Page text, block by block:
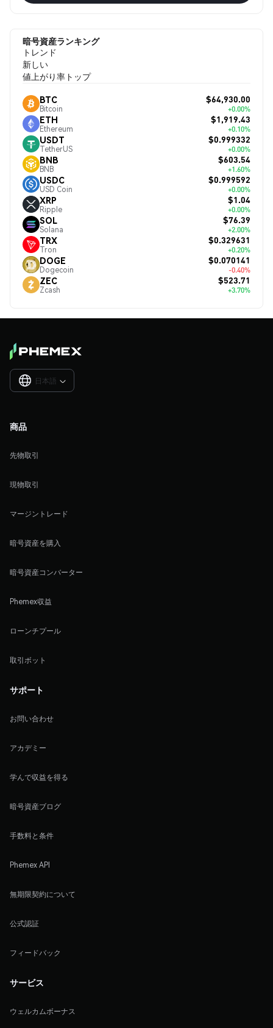
暗号資産ランキング
トレンド
新しい
値上がり率トップ
BTC
Bitcoin
$64,930.00
+0.00%
ETH
Ethereum
$1,919.43
+0.10%
USDT
TetherUS
$0.999332
+0.00%
BNB
BNB
$603.54
+1.60%
USDC
USD Coin
$0.999592
+0.00%
XRP
Ripple
$1.04
+0.00%
SOL
Solana
$76.39
+2.00%
TRX
Tron
$0.329631
+0.20%
DOGE
Dogecoin
$0.070141
-0.40%
ZEC
Zcash
$523.71
+3.70%
日本語 
商品
先物取引
現物取引
マージントレード
暗号資産を購入
暗号資産コンバーター
Phemex収益
ローンチプール
取引ボット
サポート
お問い合わせ
アカデミー
学んで収益を得る
暗号資産ブログ
手数料と条件
Phemex API
無期限契約について
公式認証
フィードバック
サービス
ウェルカムボーナス